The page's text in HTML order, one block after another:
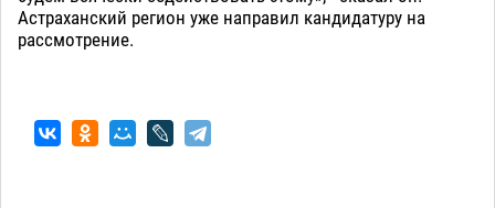
Астраханский регион уже направил кандидатуру на
рассмотрение.